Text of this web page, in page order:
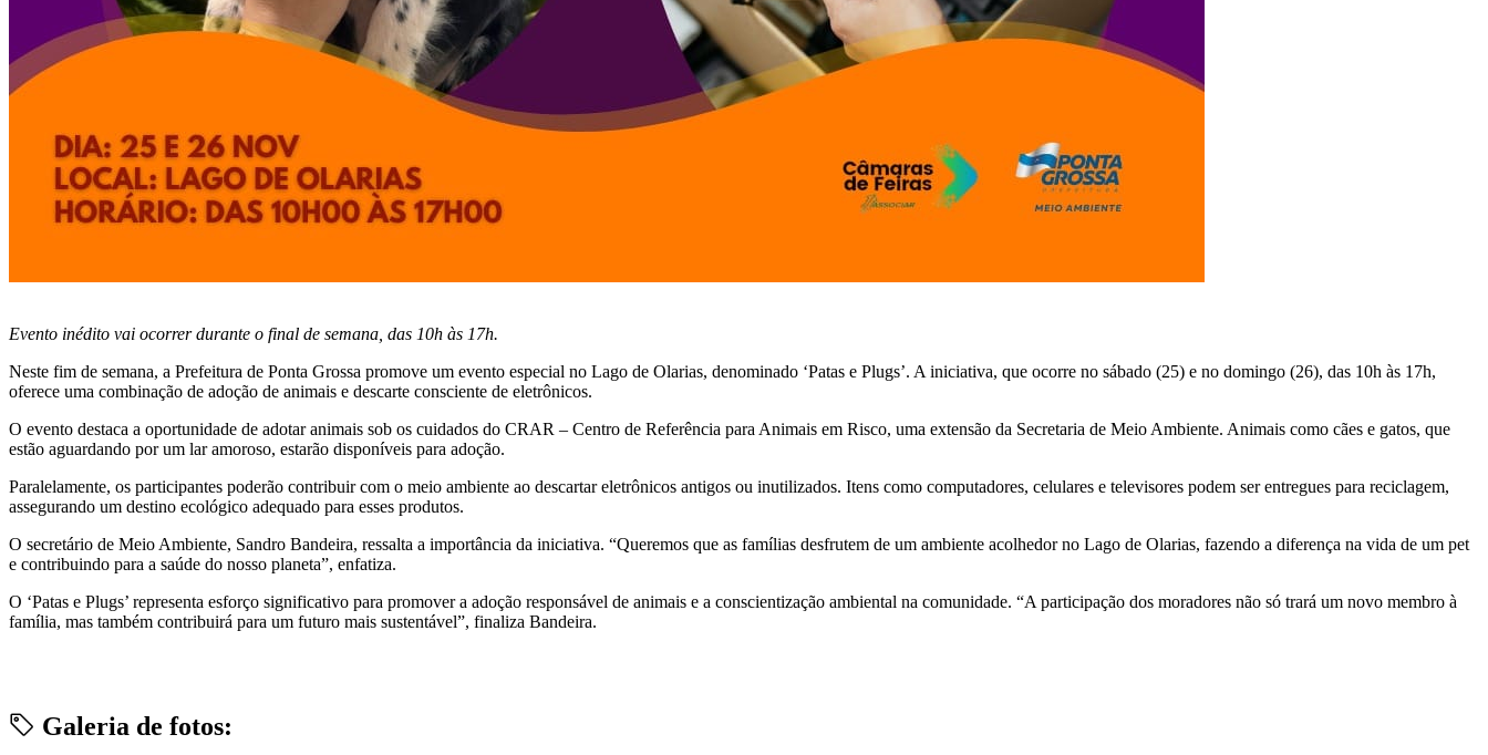
Evento inédito vai ocorrer durante o final de semana, das 10h às 17h.
Neste fim de semana, a Prefeitura de Ponta Grossa promove um evento especial no Lago de Olarias, denominado ‘Patas e Plugs’. A iniciativa, que ocorre no sábado (25) e no domingo (26), das 10h às 17h,
oferece uma combinação de adoção de animais e descarte consciente de eletrônicos.
O evento destaca a oportunidade de adotar animais sob os cuidados do CRAR – Centro de Referência para Animais em Risco, uma extensão da Secretaria de Meio Ambiente. Animais como cães e gatos, que
estão aguardando por um lar amoroso, estarão disponíveis para adoção.
Paralelamente, os participantes poderão contribuir com o meio ambiente ao descartar eletrônicos antigos ou inutilizados. Itens como computadores, celulares e televisores podem ser entregues para reciclagem,
assegurando um destino ecológico adequado para esses produtos.
O secretário de Meio Ambiente, Sandro Bandeira, ressalta a importância da iniciativa. “Queremos que as famílias desfrutem de um ambiente acolhedor no Lago de Olarias, fazendo a diferença na vida de um pet
e contribuindo para a saúde do nosso planeta”, enfatiza.
O ‘Patas e Plugs’ representa esforço significativo para promover a adoção responsável de animais e a conscientização ambiental na comunidade. “A participação dos moradores não só trará um novo membro à
família, mas também contribuirá para um futuro mais sustentável”, finaliza Bandeira.
Galeria de fotos: